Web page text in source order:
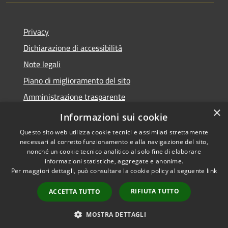
Privacy
Dichiarazione di accessibilità
Note legali
Piano di miglioramento del sito
Amministrazione trasparente
Albo Pretorio
Accessibilità
Copyright © 2026 • Comune di
Trani • Powered by
Municipium•
Accesso
redazione
×
Informazioni sui cookie
Questo sito web utilizza cookie tecnici e assimilati strettamente
necessari al corretto funzionamento e alla navigazione del sito,
nonché un cookie tecnico analitico al solo fine di elaborare
informazioni statistiche, aggregate e anonime.
Per maggiori dettagli, può consultare la cookie policy al seguente link
ACCETTA TUTTO RIFIUTA TUTTO
MOSTRA DETTAGLI